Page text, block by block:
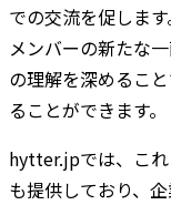
での交流を促しま
メンバーの新たな
の理解を深めるこ
ることができます。
hytter.jpでは、これ
も提供しており、